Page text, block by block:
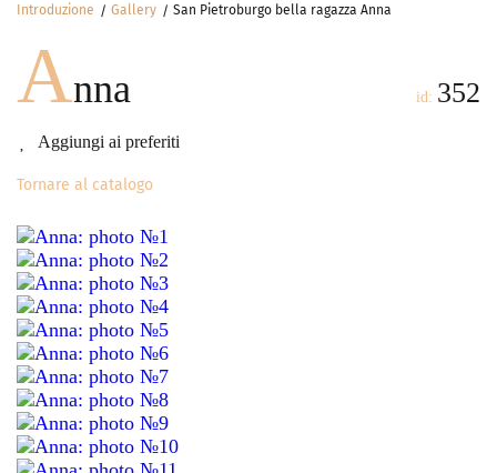
Introduzione Gallery San Pietroburgo bella ragazza Anna
Anna
Aggiungi ai preferiti
id: 352
Tornare al catalogo